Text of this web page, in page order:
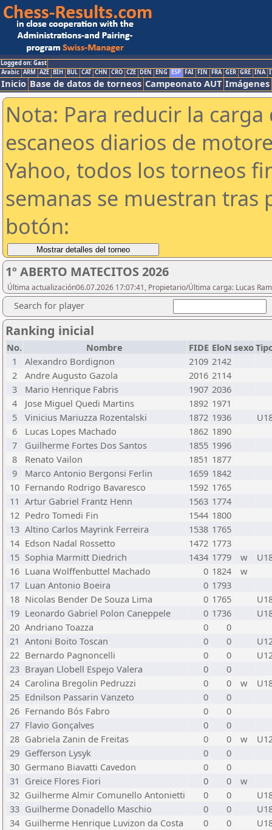
Logged on: Gast
Arabic ARM AZE BIH BUL CAT CHN CRO CZE DEN ENG ESP FAI FIN FRA GER GRE INA
Inicio Base de datos de torneos Campeonato AUT Imágenes
Nota: Para reducir la
escaneos diarios de
Yahoo, todos los torneos
semanas se muestran tras
botón:
1º ABERTO MATECITOS 2026
Última actualización06.07.2026 17:07:41, Propietario/Última carga: Lucas
Search for player
Ranking inicial
No. Nombre FIDE EloN sexo
1
Alexandro Bordignon 2109 2142
2
Andre Augusto Gazola 2016 2114
3
Mario Henrique Fabris 1907 2036
4
Jose Miguel Quedi Martins 1892 1971
5
Vinicius Mariuzza Rozentalski 1872 1936
6
Lucas Lopes Machado 1862 1890
7
Guilherme Fortes Dos Santos 1855 1996
8
Renato Vailon 1851 1877
9
Marco Antonio Bergonsi Ferlin 1659 1842
10 Fernando Rodrigo Bavaresco 1592 1765
11 Artur Gabriel Frantz Henn 1563 1774
12 Pedro Tomedi Fin 1544 1800
13 Altino Carlos Mayrink Ferreira 1538 1765
14 Edson Nadal Rossetto 1472 1773
15 Sophia Marmitt Diedrich 1434 1779 w
16 Luana Wolffenbuttel Machado 0 1824
w
17 Luan Antonio Boeira 0 1793
18 Nicolas Bender De Souza Lima 0 1765
19 Leonardo Gabriel Polon Caneppele 0 1736
20 Andriano Toazza 0
0
21 Antoni Boito Toscan 0 0
22 Bernardo Pagnoncelli 0 0
23 Brayan Llobell Espejo Valera 0
0
24 Carolina Bregolin Pedruzzi 0 0 w
25 Ednilson Passarin Vanzeto 0
0
26 Fernando Bós Fabro 0
0
27 Flavio Gonçalves 0
0
28 Gabriela Zanin de Freitas 0 0 w
29 Gefferson Lysyk 0
0
30 Germano Biavatti Cavedon 0
0
31 Greice Flores Fiori 0 0
w
32 Guilherme Almir Comunello Antonietti 0 0
33 Guilherme Donadello Maschio 0 0
34 Guilherme Henrique Luvizon da Costa 0 0